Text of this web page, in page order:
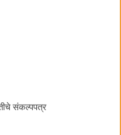
संकल्पपत्र